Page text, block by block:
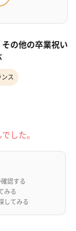
の他の卒業祝い
ス
した。
認する
みる
してみる